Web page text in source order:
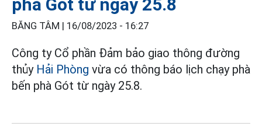
phà Gót từ ngày 25.8
BĂNG TÂM | 16/08/2023 - 16:27
Công ty Cổ phần Đảm bảo giao thông đường
thủy Hải Phòng vừa có thông báo lịch chạy phà
bến phà Gót từ ngày 25.8.